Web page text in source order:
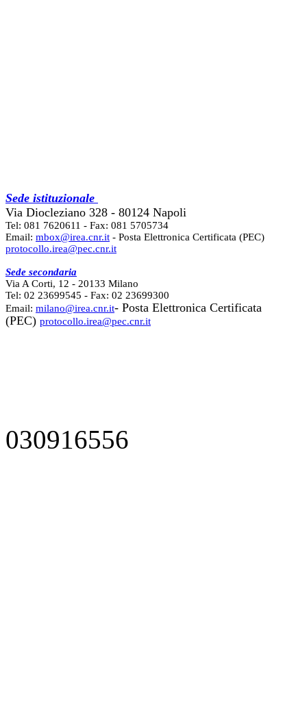
Sede istituzionale
Via Diocleziano 328 - 80124 Napoli
Tel: 081 7620611 - Fax: 081 5705734
Email: mbox@irea.cnr.it - Posta Elettronica Certificata (PEC)
protocollo.irea@pec.cnr.it
Sede secondaria
Via A Corti, 12 - 20133 Milano
Tel: 02 23699545 - Fax: 02 23699300
Email: milano@irea.cnr.it- Posta Elettronica Certificata
(PEC) protocollo.irea@pec.cnr.it
030916556